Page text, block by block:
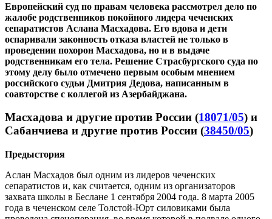
Европейский суд по правам человека рассмотрел дело по
жалобе родственников покойного лидера чеченских
сепаратистов Аслана Масхадова. Его вдова и дети
оспаривали законность отказа властей не только в
проведении похорон Масхадова, но и в выдаче
родственникам его тела. Решение Страсбургского суда по
этому делу было отмечено первым особым мнением
российского судьи Дмитрия Дедова, написанным в
соавторстве с коллегой из Азербайджана.
Масхадова и другие против России (18071/05) и
Сабанчиева и другие против России (38450/05)
Предыстория
Аслан Масхадов был одним из лидеров чеченских
сепаратистов и, как считается, одним из организаторов
захвата школы в Беслане 1 сентября 2004 года. 8 марта 2005
года в чеченском селе Толстой-Юрт силовиками была